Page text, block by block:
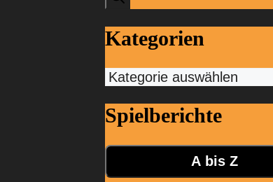
Kategorien
Kategorien
Spielberichte
A bis Z